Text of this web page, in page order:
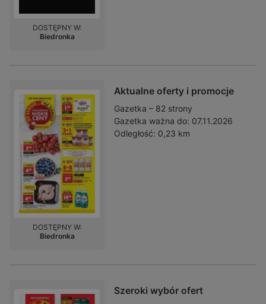
DOSTĘPNY W:
Biedronka
Aktualne oferty i promocje
Gazetka – 82 strony
Gazetka ważna do: 07.11.2026
Odległość: 0,23 km
DOSTĘPNY W:
Biedronka
Szeroki wybór ofert